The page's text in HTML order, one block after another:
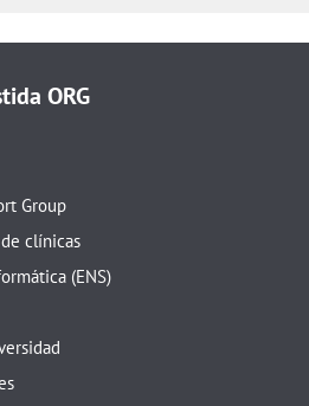
ORG
Group
clínicas
(ENS)